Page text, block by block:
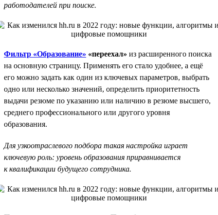
работодателей при поиске.
Фильтр «Образование» «переехал» из расширенного поиска
на основную страницу. Применять его стало удобнее, а ещё
его можно задать как один из ключевых параметров, выбрать
одно или несколько значений, определить приоритетность
выдачи резюме по указанию или наличию в резюме высшего,
среднего профессионального или другого уровня
образования.
Для узкоотраслевого подбора такая настройка играет
ключевую роль: уровень образования приравнивается
к квалификации будущего сотрудника.